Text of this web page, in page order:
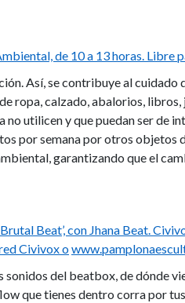
de 10 a 13 horas. Libre
Así, se contribuye al cuidado
ropa, calzado, abalorios, libros,
utilicen y que puedan ser de
por semana por otros objetos
garantizando que el
Beat’, con Jhana Beat.
Civivox o
del beatbox, de dónde
que tienes dentro corra por tus